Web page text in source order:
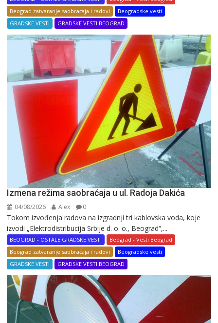
Beograd zatvaranje saobraćaja i radovi
Beogradske vesti
GRADSKE VESTI
GRADSKE VESTI BEOGRAD
Izmena režima saobraćaja u ul. Radoja Dakića
04/08/2026 Alex 0
Tokom izvođenja radova na izgradnji tri kablovska voda, koje
izvodi „Elektrodistribucija Srbije d. o. o., Beograd“,...
BEOGRAD - OSTALE GRADSKE VESTI
Beograd - Vesti Beograd
Beograd zatvaranje saobraćaja i radovi
Beogradske vesti
GRADSKE VESTI
GRADSKE VESTI BEOGRAD